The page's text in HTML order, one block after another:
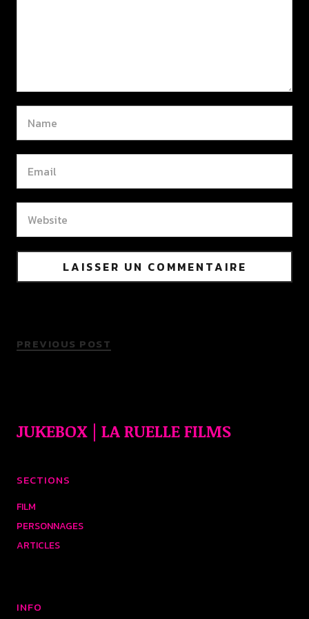
PREVIOUS POST
JUKEBOX | LA RUELLE FILMS
SECTIONS
FILM
PERSONNAGES
ARTICLES
INFO